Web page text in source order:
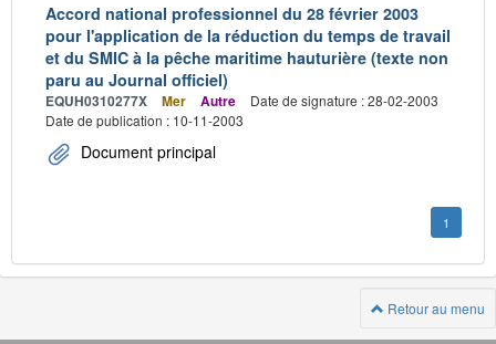
Accord national professionnel du 28 février 2003
pour l'application de la réduction du temps de travail
et du SMIC à la pêche maritime hauturière (texte non
paru au Journal officiel)
EQUH0310277X Mer Autre
Date de signature : 28-02-2003
Date de publication : 10-11-2003
Document principal
1
Retour au menu